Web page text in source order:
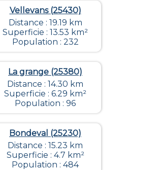
Vellevans (25430)
Distance : 19.19 km
Superficie : 13.53 km²
Population : 232
La grange (25380)
Distance : 14.30 km
Superficie : 6.29 km²
Population : 96
Bondeval (25230)
Distance : 15.23 km
Superficie : 4.7 km²
Population : 484